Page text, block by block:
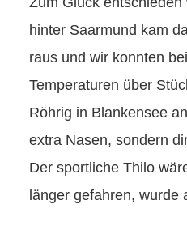
hinter Saarmund kam
raus und wir konnten
Temperaturen über
Röhrig in Blankensee
extra Nasen, sondern
Der sportliche Thilo
länger gefahren, wurde